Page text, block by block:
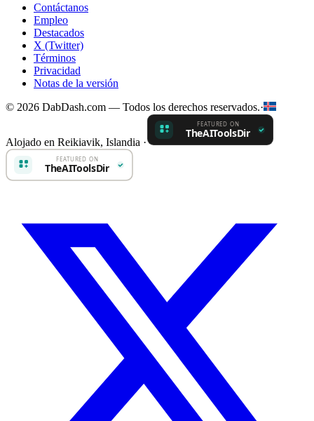
Contáctanos
Empleo
Destacados
X (Twitter)
Términos
Privacidad
Notas de la versión
© 2026 DabDash.com — Todos los derechos reservados.·
Alojado en Reikiavik, Islandia ·